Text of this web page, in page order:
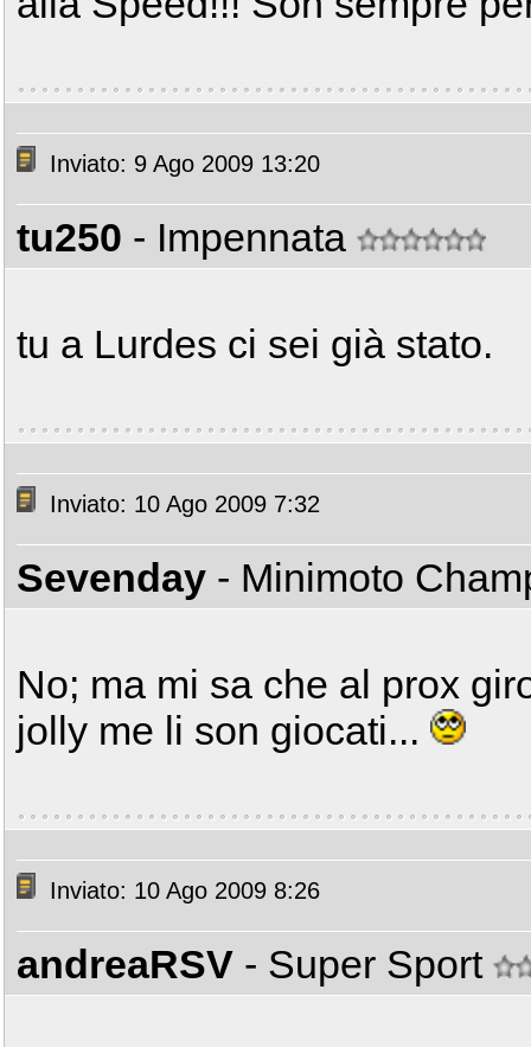
Inviato: 9 Ago 2009 13:20
tu250 - Impennata
tu a Lurdes ci sei già stato.
Inviato: 10 Ago 2009 7:32
Sevenday - Minimoto
No; ma mi sa che al prox
jolly me li son giocati...
Inviato: 10 Ago 2009 8:26
andreaRSV - Super Sport